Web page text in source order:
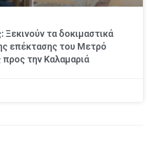
Ξεκινούν τα δοκιμαστικά
επέκτασης του Μετρό
την Καλαμαριά